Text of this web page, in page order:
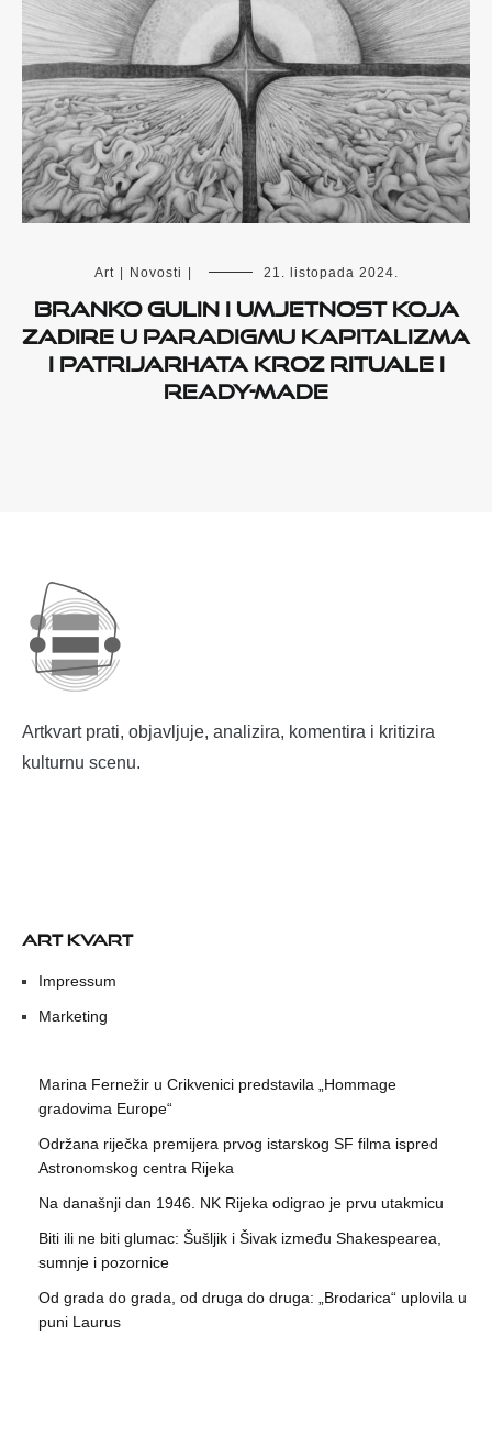
Art Novosti 21. listopada 2024.
Branko Gulin i umjetnost koja
zadire u paradigmu kapitalizma
i patrijarhata kroz rituale i
ready-made
Artkvart prati, objavljuje, analizira, komentira i kritizira
kulturnu scenu.
ART KVART
Impressum
Marketing
Marina Fernežir u Crikvenici predstavila „Hommage
gradovima Europe“
Održana riječka premijera prvog istarskog SF filma ispred
Astronomskog centra Rijeka
Na današnji dan 1946. NK Rijeka odigrao je prvu utakmicu
Biti ili ne biti glumac: Šušljik i Šivak između Shakespearea,
sumnje i pozornice
Od grada do grada, od druga do druga: „Brodarica“ uplovila u
puni Laurus